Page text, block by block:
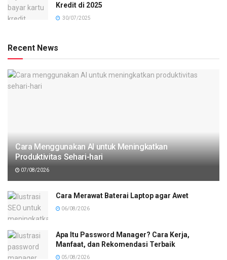
Kredit di 2025
30/07/2025
Recent News
Cara Menggunakan AI untuk Meningkatkan
Produktivitas Sehari-hari
07/08/2026
Cara Merawat Baterai Laptop agar Awet
06/08/2026
Apa Itu Password Manager? Cara Kerja,
Manfaat, dan Rekomendasi Terbaik
05/08/2026